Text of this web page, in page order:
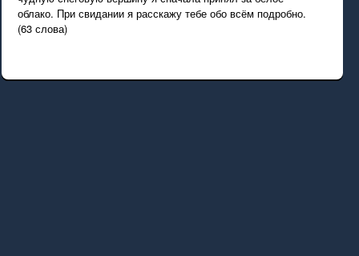
облако. При свидании я расскажу тебе обо всём подробно.
(63 слова)